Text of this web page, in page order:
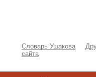
Словарь Ушакова
сайта